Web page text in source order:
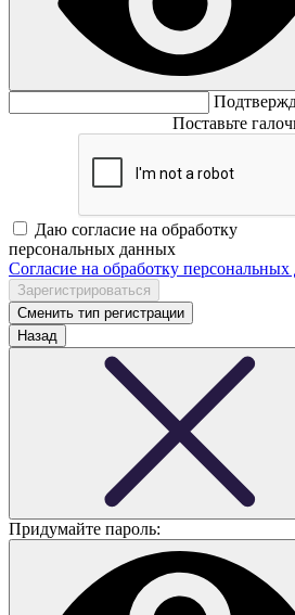
Поставьте
Даю согласие на обработку
персональных данных
Согласие на обработку
Сменить тип регистрации
Назад
Придумайте пароль: